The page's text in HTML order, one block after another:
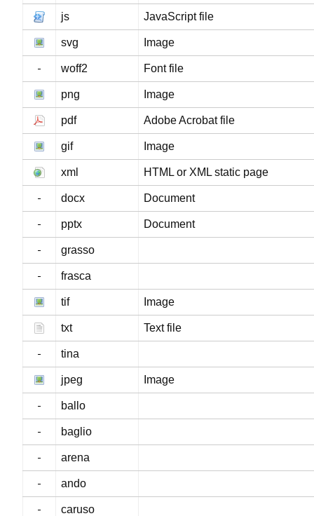
js JavaScript file
svg Image
woff2 Font file
png Image
pdf Adobe Acrobat file
gif Image
xml HTML or XML static page
docx Document
pptx Document
grasso
frasca
tif Image
txt Text file
tina
jpeg Image
ballo
baglio
arena
ando
caruso